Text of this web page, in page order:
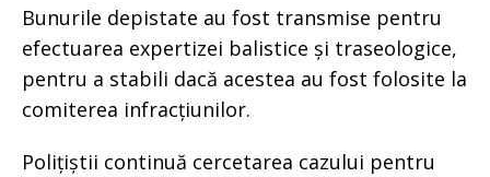
Bunurile depistate au fost transmise pentru
efectuarea expertizei balistice și traseologice,
pentru a stabili dacă acestea au fost folosite la
comiterea infracțiunilor.
Polițiștii continuă cercetarea cazului pentru